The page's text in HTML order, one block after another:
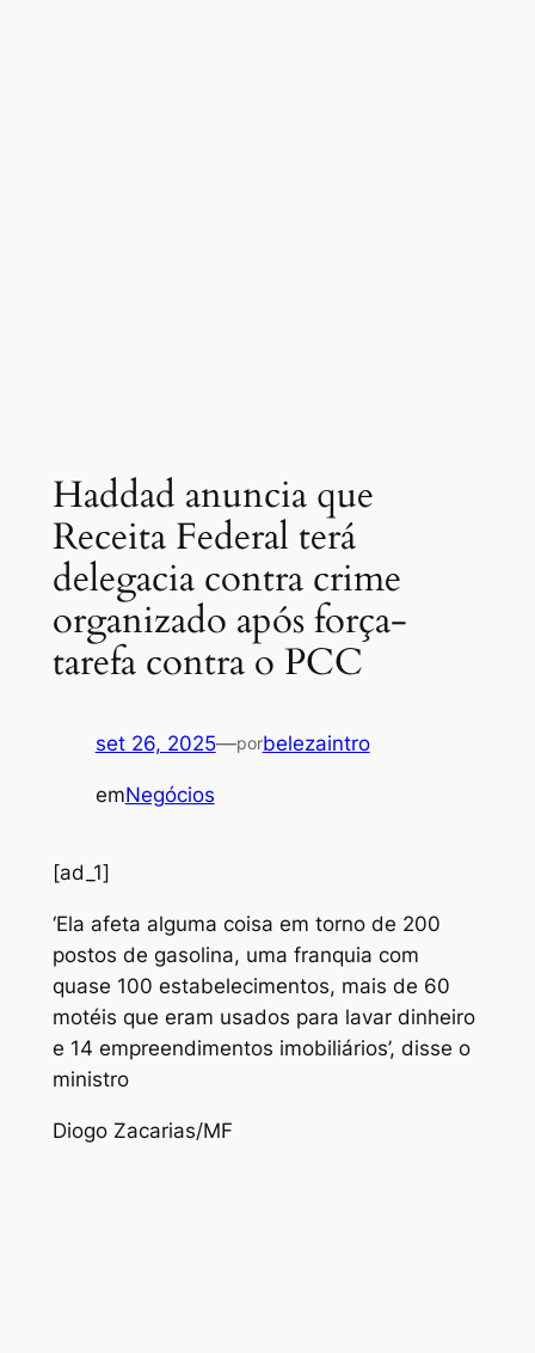
Haddad anuncia que
Receita Federal terá
delegacia contra crime
organizado após força-
tarefa contra o PCC
set 26, 2025—porbelezaintro
emNegócios
[ad_1]
‘Ela afeta alguma coisa em torno de 200
postos de gasolina, uma franquia com
quase 100 estabelecimentos, mais de 60
motéis que eram usados para lavar dinheiro
e 14 empreendimentos imobiliários’, disse o
ministro
Diogo Zacarias/MF